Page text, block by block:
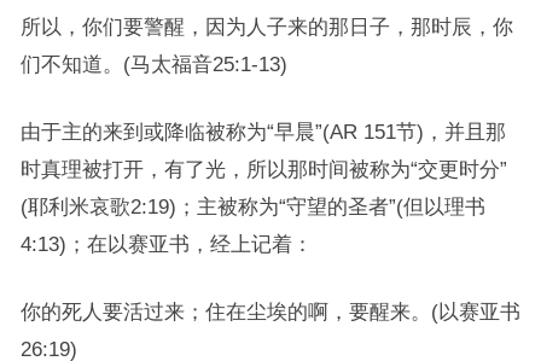
所以，你们要警醒，因为人子来的那日子，那时辰，你
们不知道。(马太福音25:1-13)
由于主的来到或降临被称为“早晨”(AR 151节)，并且那
时真理被打开，有了光，所以那时间被称为“交更时分”
(耶利米哀歌2:19)；主被称为“守望的圣者”(但以理书
4:13)；在以赛亚书，经上记着：
你的死人要活过来；住在尘埃的啊，要醒来。(以赛亚书
26:19)